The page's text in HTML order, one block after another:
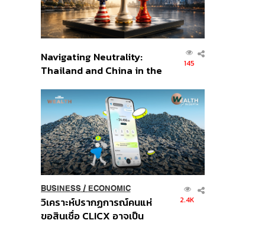
Navigating Neutrality:
Thailand and China in the
Order
145
BUSINESS/ ECONOMIC
วิเคราะห์ปรากฏการณ์คนแห่
ขอสินเชื่อ CLICX อาจเป็น
2.4K